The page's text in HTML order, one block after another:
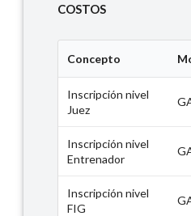
COSTOS
Concepto
Inscripción nivel
Juez
Inscripción nivel
Entrenador
Inscripción nivel
FIG